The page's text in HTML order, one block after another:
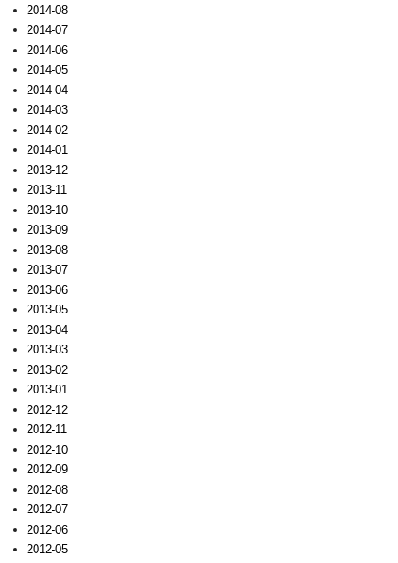
2014-08
2014-07
2014-06
2014-05
2014-04
2014-03
2014-02
2014-01
2013-12
2013-11
2013-10
2013-09
2013-08
2013-07
2013-06
2013-05
2013-04
2013-03
2013-02
2013-01
2012-12
2012-11
2012-10
2012-09
2012-08
2012-07
2012-06
2012-05